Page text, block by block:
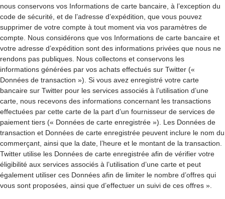
nous conservons vos Informations de carte bancaire, à l’exception du
code de sécurité, et de l’adresse d’expédition, que vous pouvez
supprimer de votre compte à tout moment via vos paramètres de
compte. Nous considérons que vos Informations de carte bancaire et
votre adresse d’expédition sont des informations privées que nous ne
rendons pas publiques. Nous collectons et conservons les
informations générées par vos achats effectués sur Twitter («
Données de transaction »). Si vous avez enregistré votre carte
bancaire sur Twitter pour les services associés à l’utilisation d’une
carte, nous recevons des informations concernant les transactions
effectuées par cette carte de la part d’un fournisseur de services de
paiement tiers (« Données de carte enregistrée »). Les Données de
transaction et Données de carte enregistrée peuvent inclure le nom du
commerçant, ainsi que la date, l’heure et le montant de la transaction.
Twitter utilise les Données de carte enregistrée afin de vérifier votre
éligibilité aux services associés à l’utilisation d’une carte et peut
également utiliser ces Données afin de limiter le nombre d’offres qui
vous sont proposées, ainsi que d’effectuer un suivi de ces offres ».